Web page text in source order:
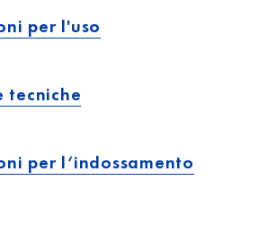
per l'uso
tecniche
per l‘indossamento